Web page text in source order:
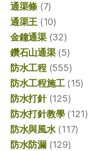
通渠條 (7)
通渠王 (10)
金鐘通渠(32)
鑽石山通渠(5)
防水工程(555)
防水工程施工(15)
防水打針(125)
防水打針教學(121)
防水與風水(117)
防水防漏(129)